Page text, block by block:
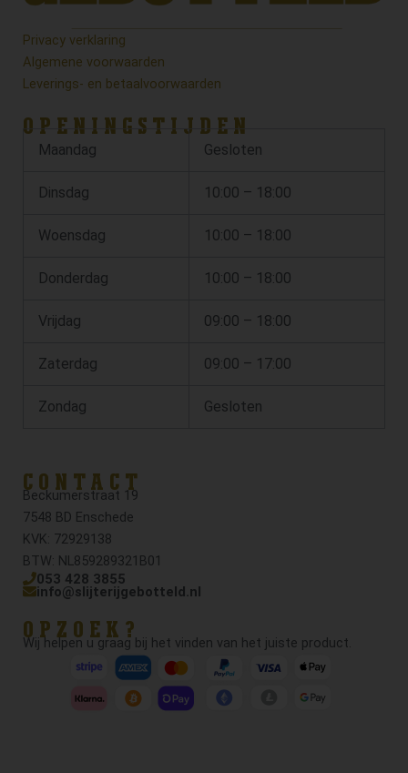
Privacy verklaring
Algemene voorwaarden
Leverings- en betaalvoorwaarden
OPENINGSTIJDEN
Maandag Gesloten
Dinsdag 10:00 – 18:00
Woensdag 10:00 – 18:00
Donderdag 10:00 – 18:00
Vrijdag 09:00 – 18:00
Zaterdag 09:00 – 17:00
Zondag Gesloten
CONTACT
Beckumerstraat 19
7548 BD Enschede
KVK: 72929138
BTW: NL859289321B01
053 428 3855
info@slijterijgebotteld.nl
OPZOEK?
Wij helpen u graag bij het vinden van het juiste product.